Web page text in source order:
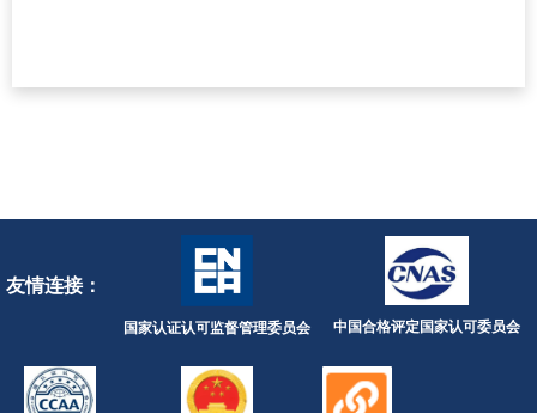
友情连接：
国家认证认可监督管理委员会 中国合格评定国家认可委员会